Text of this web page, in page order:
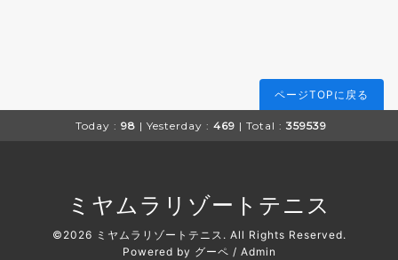
ページTOPに戻る
Today : 98 | Yesterday : 469 | Total : 359539
ミヤムラリゾートテニス
©2026 ミヤムラリゾートテニス . All Rights Reserved.
Powered by グーペ / Admin